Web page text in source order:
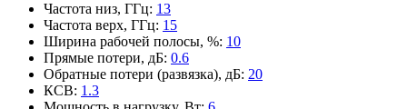
Частота низ, ГГц: 13
Частота верх, ГГц: 15
Ширина рабочей полосы, %: 10
Прямые потери, дБ: 0.6
Обратные потери (развязка), дБ: 20
КСВ: 1.3